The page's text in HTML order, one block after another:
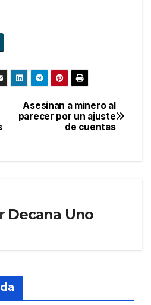
Asesinan a minero al
parecer por un ajuste
de cuentas
Decana Uno